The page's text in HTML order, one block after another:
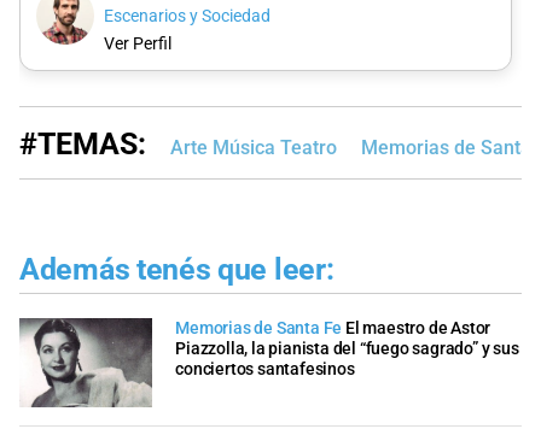
Escenarios y Sociedad
Ver Perfil
#TEMAS: Arte Música Teatro Memorias de Santa
Además tenés que leer:
Memorias de Santa Fe El maestro de Astor
Piazzolla, la pianista del “fuego sagrado” y sus
conciertos santafesinos